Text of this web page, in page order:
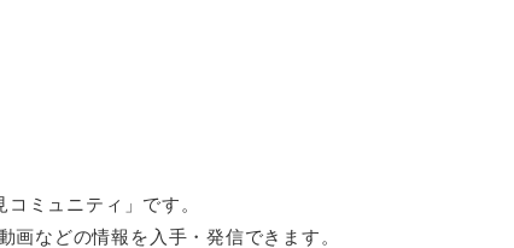
コミュニティ 」です。
画などの情報を入手・発信できます。